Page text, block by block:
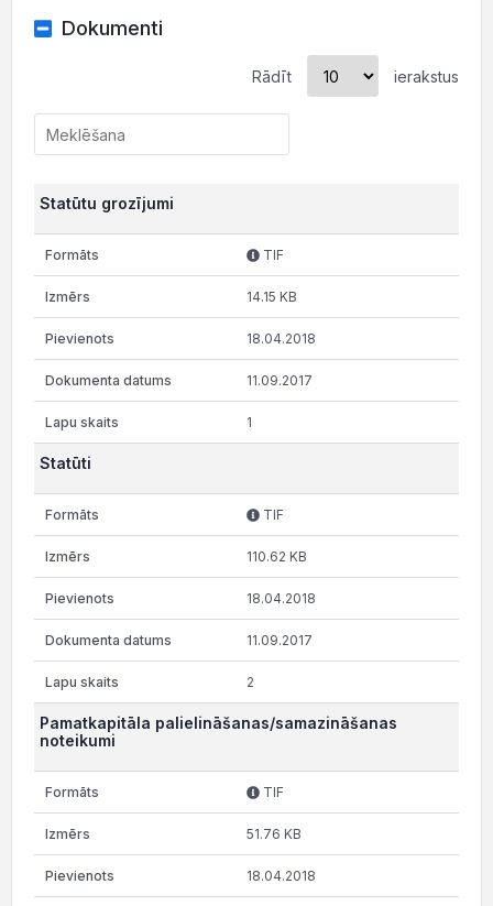
Dokumenti
Rādīt ierakstus
Statūtu grozījumi
TIF
14.15 KB
18.04.2018
11.09.2017
1
Statūti
TIF
110.62 KB
18.04.2018
11.09.2017
2
Pamatkapitāla palielināšanas/samazināšanas
noteikumi
TIF
51.76 KB
18.04.2018